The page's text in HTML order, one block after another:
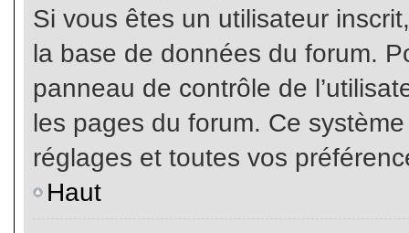
Si vous êtes un utilisateur
la base de données du forum.
panneau de contrôle de
les pages du forum. Ce
réglages et toutes vos
Haut